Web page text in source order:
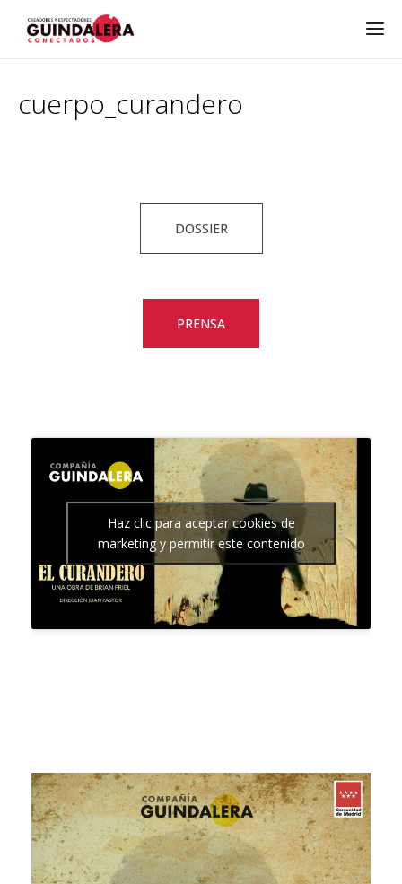
cuerpo_curandero
DOSSIER
PRENSA
Haz clic para aceptar cookies de
marketing y permitir este contenido